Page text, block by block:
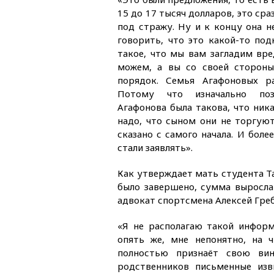
15 до 17 тысяч долларов, это
под стражу. Ну и к концу она
говорить, что это какой-то
такое, что мы вам загладим
можем, а вы со своей
порядок. Семья Агафоновых
Потому что изначально
Агафонова была такова, что
надо, что сыном они не
сказано с самого начала. И
стали заявлять».
Как утверждает мать студента
было завершено, сумма
адвокат спортсмена Алексей
«Я не располагаю такой
опять же, мне непонятно, на
полностью признаёт свою
родственников письменные